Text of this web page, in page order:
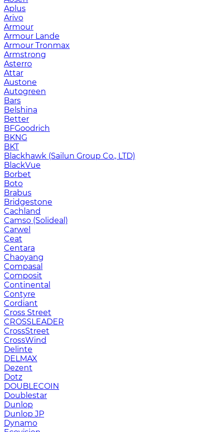
Aplus
Arivo
Armour
Armour Lande
Armour Tronmax
Armstrong
Asterro
Attar
Austone
Autogreen
Bars
Belshina
Better
BFGoodrich
BKNG
BKT
Blackhawk (Sailun Group Co., LTD)
BlackVue
Borbet
Boto
Brabus
Bridgestone
Cachland
Camso (Solideal)
Carwel
Ceat
Centara
Chaoyang
Compasal
Composit
Continental
Contyre
Cordiant
Cross Street
CROSSLEADER
CrossStreet
CrossWind
Delinte
DELMAX
Dezent
Dotz
DOUBLECOIN
Doublestar
Dunlop
Dunlop JP
Dynamo